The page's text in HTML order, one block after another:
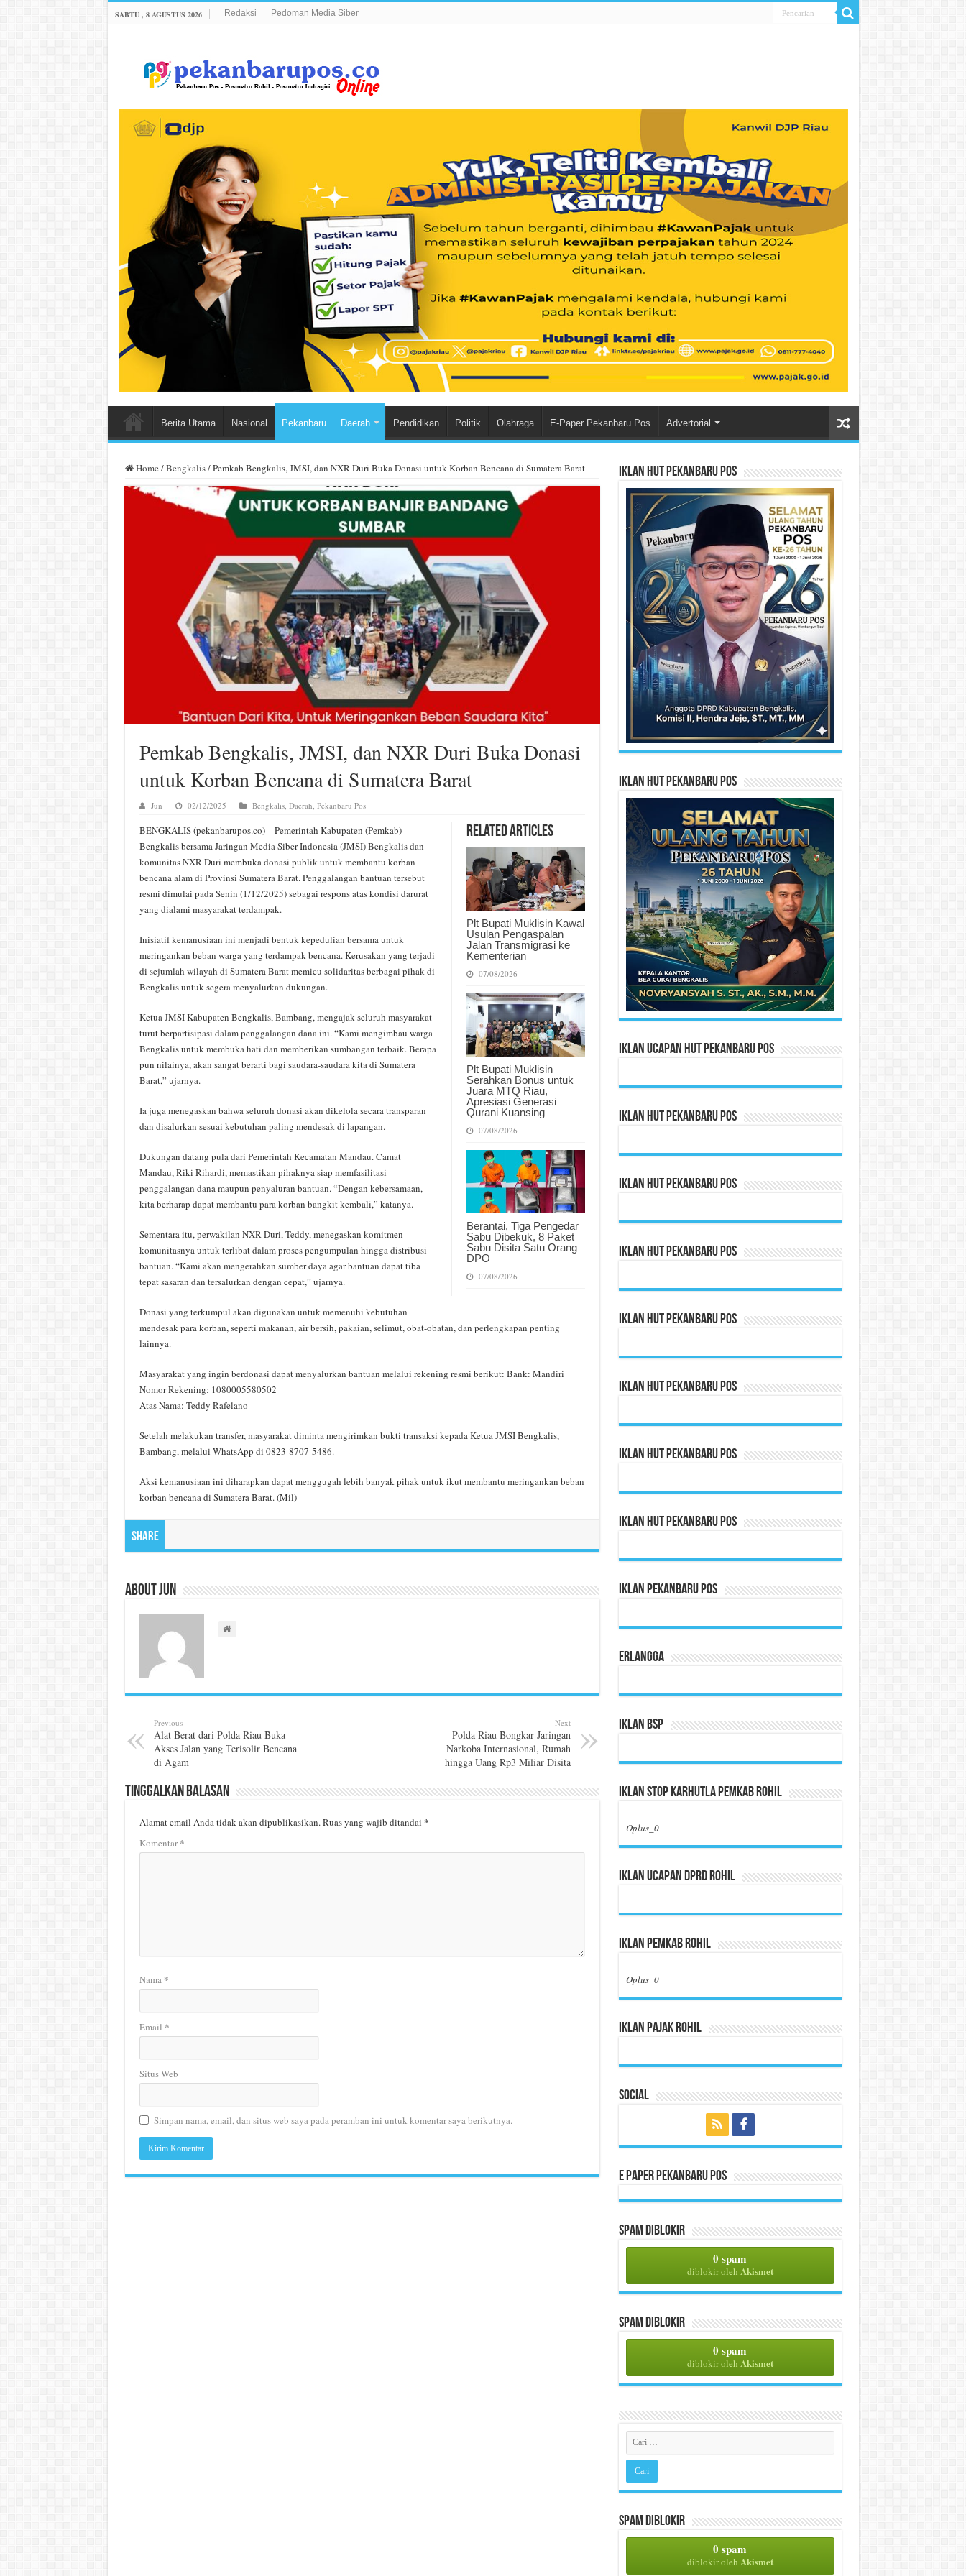
SABTU , 8 AGUSTUS 2026 Redaksi Pedoman Media Siber
Berita Utama Nasional Pekanbaru Daerah Pendidikan Politik Olahraga E-Paper Pekanbaru Pos Advertorial
Home /Bengkalis/Pemkab Bengkalis, JMSI, dan NXR Duri Buka Donasi untuk Korban Bencana di Sumatera Barat
Pemkab Bengkalis, JMSI, dan NXR Duri Buka Donasi
untuk Korban Bencana di Sumatera Barat
Jun 02/12/2025 Bengkalis, Daerah, Pekanbaru Pos
Related Articles
Plt Bupati Muklisin Kawal
Usulan Pengaspalan
Jalan Transmigrasi ke
Kementerian
07/08/2026
Plt Bupati Muklisin
Serahkan Bonus untuk
Juara MTQ Riau,
Apresiasi Generasi
Qurani Kuansing
07/08/2026
Berantai, Tiga Pengedar
Sabu Dibekuk, 8 Paket
Sabu Disita Satu Orang
DPO
07/08/2026
BENGKALIS (pekanbarupos.co) – Pemerintah Kabupaten (Pemkab)
Bengkalis bersama Jaringan Media Siber Indonesia (JMSI) Bengkalis dan
komunitas NXR Duri membuka donasi publik untuk membantu korban
bencana alam di Provinsi Sumatera Barat. Penggalangan bantuan tersebut
resmi dimulai pada Senin (1/12/2025) sebagai respons atas kondisi darurat
yang dialami masyarakat terdampak.
Inisiatif kemanusiaan ini menjadi bentuk kepedulian bersama untuk
meringankan beban warga yang terdampak bencana. Kerusakan yang terjadi
di sejumlah wilayah di Sumatera Barat memicu solidaritas berbagai pihak di
Bengkalis untuk segera menyalurkan dukungan.
Ketua JMSI Kabupaten Bengkalis, Bambang, mengajak seluruh masyarakat
turut berpartisipasi dalam penggalangan dana ini. “Kami mengimbau warga
Bengkalis untuk membuka hati dan memberikan sumbangan terbaik. Berapa
pun nilainya, akan sangat berarti bagi saudara-saudara kita di Sumatera
Barat,” ujarnya.
Ia juga menegaskan bahwa seluruh donasi akan dikelola secara transparan
dan disalurkan sesuai kebutuhan paling mendesak di lapangan.
Dukungan datang pula dari Pemerintah Kecamatan Mandau. Camat
Mandau, Riki Rihardi, memastikan pihaknya siap memfasilitasi
penggalangan dana maupun penyaluran bantuan. “Dengan kebersamaan,
kita berharap dapat membantu para korban bangkit kembali,” katanya.
Sementara itu, perwakilan NXR Duri, Teddy, menegaskan komitmen
komunitasnya untuk terlibat dalam proses pengumpulan hingga distribusi
bantuan. “Kami akan mengerahkan sumber daya agar bantuan dapat tiba
tepat sasaran dan tersalurkan dengan cepat,” ujarnya.
Donasi yang terkumpul akan digunakan untuk memenuhi kebutuhan
mendesak para korban, seperti makanan, air bersih, pakaian, selimut, obat-obatan, dan perlengkapan penting
lainnya.
Masyarakat yang ingin berdonasi dapat menyalurkan bantuan melalui rekening resmi berikut: Bank: Mandiri
Nomor Rekening: 1080005580502
Atas Nama: Teddy Rafelano
Setelah melakukan transfer, masyarakat diminta mengirimkan bukti transaksi kepada Ketua JMSI Bengkalis,
Bambang, melalui WhatsApp di 0823-8707-5486.
Aksi kemanusiaan ini diharapkan dapat menggugah lebih banyak pihak untuk ikut membantu meringankan beban
korban bencana di Sumatera Barat. (Mil)
Share
About Jun
Previous
Alat Berat dari Polda Riau Buka
Akses Jalan yang Terisolir Bencana
di Agam
Next
Polda Riau Bongkar Jaringan
Narkoba Internasional, Rumah
hingga Uang Rp3 Miliar Disita
Tinggalkan Balasan
Alamat email Anda tidak akan dipublikasikan.Ruas yang wajib ditandai *
Komentar*
Nama *
Email *
Situs Web
Simpan nama, email, dan situs web saya pada peramban ini untuk komentar saya berikutnya.
Iklan HUT Pekanbaru Pos
Iklan HUT Pekanbaru Pos
Iklan Ucapan HUT Pekanbaru Pos
Iklan HUT Pekanbaru Pos
Iklan HUT Pekanbaru Pos
Iklan HUT Pekanbaru Pos
Iklan HUT Pekanbaru Pos
Iklan HUT Pekanbaru Pos
Iklan HUT Pekanbaru Pos
Iklan HUT Pekanbaru Pos
Iklan Pekanbaru Pos
Erlangga
Iklan BSP
Iklan Stop Karhutla Pemkab Rohil
Oplus_0
Iklan Ucapan DPRD Rohil
Iklan Pemkab Rohil
Oplus_0
Iklan Pajak Rohil
Social
E Paper Pekanbaru Pos
Spam Diblokir
0 spam
diblokir oleh Akismet
Spam Diblokir
0 spam
diblokir oleh Akismet
Spam Diblokir
0 spam
diblokir oleh Akismet